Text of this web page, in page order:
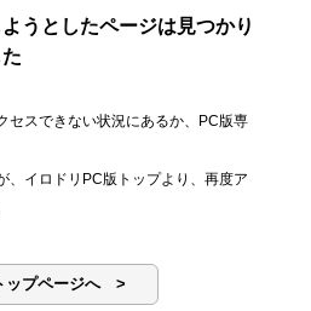
うとしたページは見つかり
セスできない状況にあるか、PC版専
、イロドリPC版トップより、再度ア
ップページへ >